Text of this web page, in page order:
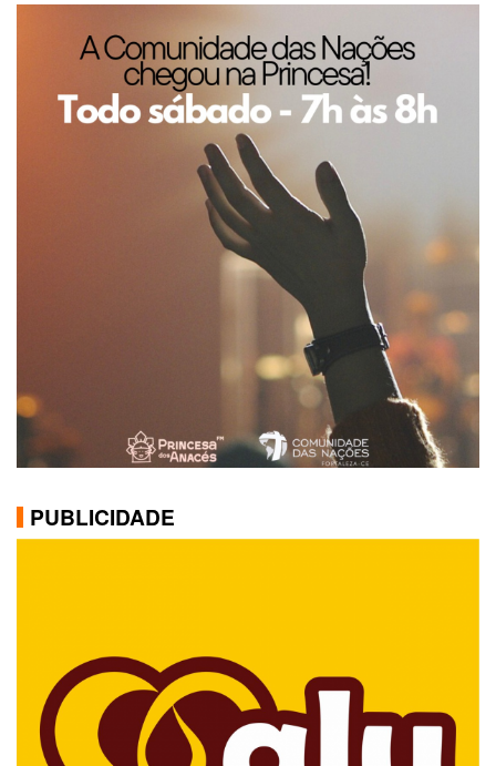
PUBLICIDADE